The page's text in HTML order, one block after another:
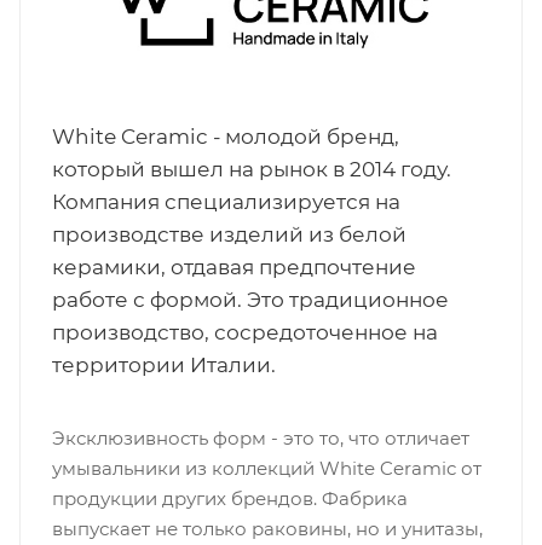
White Ceramic - молодой бренд,
который вышел на рынок в 2014 году.
Компания специализируется на
производстве изделий из белой
керамики, отдавая предпочтение
работе с формой. Это традиционное
производство, сосредоточенное на
территории Италии.
Эксклюзивность форм - это то, что отличает
умывальники из коллекций White Ceramic от
продукции других брендов. Фабрика
выпускает не только раковины, но и унитазы,